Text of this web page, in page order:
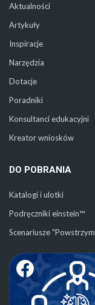
Aktualności
Artykuły
Inspiracje
Narzędzia
Dotacje
Poradniki
Konsultanci edukacyjni
Kreator wniosków
DO POBRANIA
Katalogi i ulotki
Podręczniki einstein™
Scenariusze